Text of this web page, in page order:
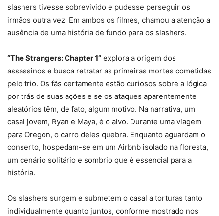
slashers tivesse sobrevivido e pudesse perseguir os
irmãos outra vez. Em ambos os filmes, chamou a atenção a
ausência de uma história de fundo para os slashers.
“The Strangers: Chapter 1” explora a origem dos
assassinos e busca retratar as primeiras mortes cometidas
pelo trio. Os fãs certamente estão curiosos sobre a lógica
por trás de suas ações e se os ataques aparentemente
aleatórios têm, de fato, algum motivo. Na narrativa, um
casal jovem, Ryan e Maya, é o alvo. Durante uma viagem
para Oregon, o carro deles quebra. Enquanto aguardam o
conserto, hospedam-se em um Airbnb isolado na floresta,
um cenário solitário e sombrio que é essencial para a
história.
Os slashers surgem e submetem o casal a torturas tanto
individualmente quanto juntos, conforme mostrado nos